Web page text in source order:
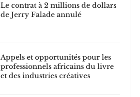
Le contrat à 2 millions de dollars
de Jerry Falade annulé
Appels et opportunités pour les
professionnels africains du livre
et des industries créatives